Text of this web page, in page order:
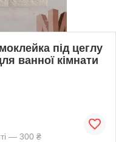
під цеглу
ванної кімнати
— 300 ₴